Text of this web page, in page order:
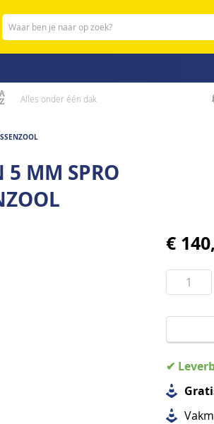
Zoeken
Alles onder één dak
5 MM SPRO
€
✔